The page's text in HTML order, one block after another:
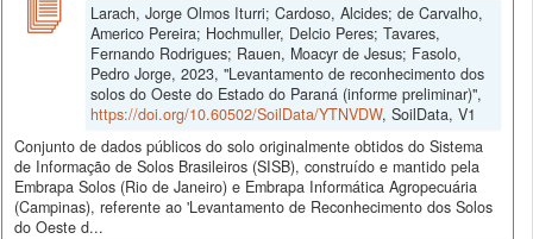
Larach, Jorge Olmos Iturri; Cardoso, Alcides; de Carvalho,
Americo Pereira; Hochmuller, Delcio Peres; Tavares,
Fernando Rodrigues; Rauen, Moacyr de Jesus; Fasolo,
Pedro Jorge, 2023, "Levantamento de reconhecimento dos
solos do Oeste do Estado do Paraná (informe preliminar)",
https://doi.org/10.60502/SoilData/YTNVDW, SoilData, V1
Conjunto de dados públicos do solo originalmente obtidos do Sistema
de Informação de Solos Brasileiros (SISB), construído e mantido pela
Embrapa Solos (Rio de Janeiro) e Embrapa Informática Agropecuária
(Campinas), referente ao 'Levantamento de Reconhecimento dos Solos
do Oeste d...